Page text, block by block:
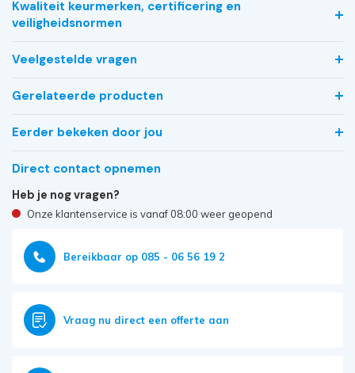
Kwaliteit keurmerken, certificering en
veiligheidsnormen
Veelgestelde vragen
Gerelateerde producten
Eerder bekeken door jou
Direct contact opnemen
Heb je nog vragen?
Onze klantenservice is vanaf 08:00 weer geopend
Bereikbaar op 085 - 06 56 19 2
Vraag nu direct een offerte aan